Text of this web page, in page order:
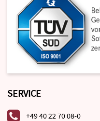
SERVICE
+49 40 22 70 08-0